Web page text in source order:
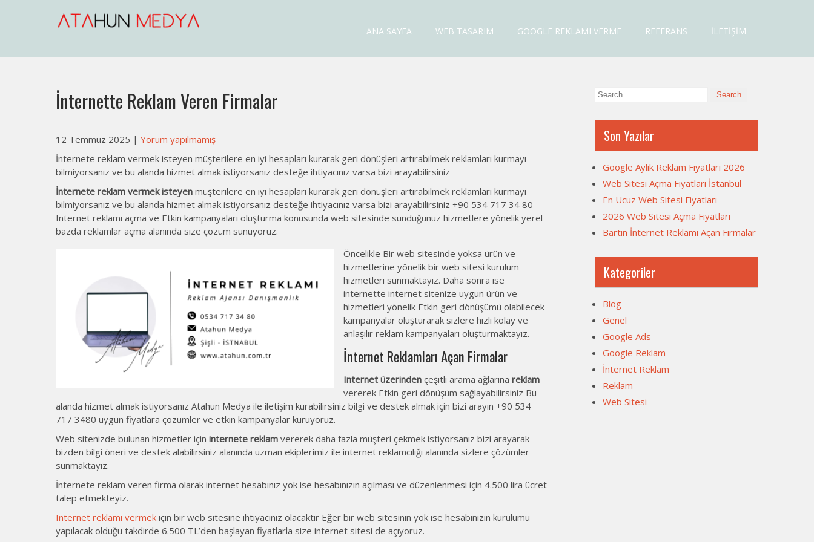
Web Sitesi Açma, İnternet Sitesi Fiyatları
ANA SAYFA WEB TASARIM GOOGLE REKLAMI VERME REFERANS İLETIŞIM
İnternette Reklam Veren Firmalar
12 Temmuz 2025 | Yorum yapılmamış
İnternete reklam vermek isteyen müşterilere en iyi hesapları kurarak geri dönüşleri artırabilmek reklamları kurmayı
bilmiyorsanız ve bu alanda hizmet almak istiyorsanız desteğe ihtiyacınız varsa bizi arayabilirsiniz
İnternete reklam vermek isteyen müşterilere en iyi hesapları kurarak geri dönüşleri artırabilmek reklamları kurmayı
bilmiyorsanız ve bu alanda hizmet almak istiyorsanız desteğe ihtiyacınız varsa bizi arayabilirsiniz +90 534 717 34 80
Internet reklamı açma ve Etkin kampanyaları oluşturma konusunda web sitesinde sunduğunuz hizmetlere yönelik yerel
bazda reklamlar açma alanında size çözüm sunuyoruz.
Öncelikle Bir web sitesinde yoksa ürün ve
hizmetlerine yönelik bir web sitesi kurulum
hizmetleri sunmaktayız. Daha sonra ise
internette internet sitenize uygun ürün ve
hizmetleri yönelik Etkin geri dönüşümü olabilecek
kampanyalar oluşturarak sizlere hızlı kolay ve
anlaşılır reklam kampanyaları oluşturmaktayız.
İnternet Reklamları Açan Firmalar
Internet üzerinden çeşitli arama ağlarına reklam
vererek Etkin geri dönüşüm sağlayabilirsiniz Bu
alanda hizmet almak istiyorsanız Atahun Medya ile iletişim kurabilirsiniz bilgi ve destek almak için bizi arayın +90 534
717 3480 uygun fiyatlara çözümler ve etkin kampanyalar kuruyoruz.
Web sitenizde bulunan hizmetler için internete reklam vererek daha fazla müşteri çekmek istiyorsanız bizi arayarak
bizden bilgi öneri ve destek alabilirsiniz alanında uzman ekiplerimiz ile internet reklamcılığı alanında sizlere çözümler
sunmaktayız.
İnternete reklam veren firma olarak internet hesabınız yok ise hesabınızın açılması ve düzenlenmesi için 4.500 lira ücret
talep etmekteyiz.
Internet reklamı vermek için bir web sitesine ihtiyacınız olacaktır Eğer bir web sitesinin yok ise hesabınızın kurulumu
yapılacak olduğu takdirde 6.500 TL’den başlayan fiyatlarla size internet sitesi de açıyoruz.
Son Yazılar
Google Aylık Reklam Fiyatları 2026
Web Sitesi Açma Fiyatları İstanbul
En Ucuz Web Sitesi Fiyatları
2026 Web Sitesi Açma Fiyatları
Bartın İnternet Reklamı Açan Firmalar
Kategoriler
Blog
Genel
Google Ads
Google Reklam
İnternet Reklam
Reklam
Web Sitesi